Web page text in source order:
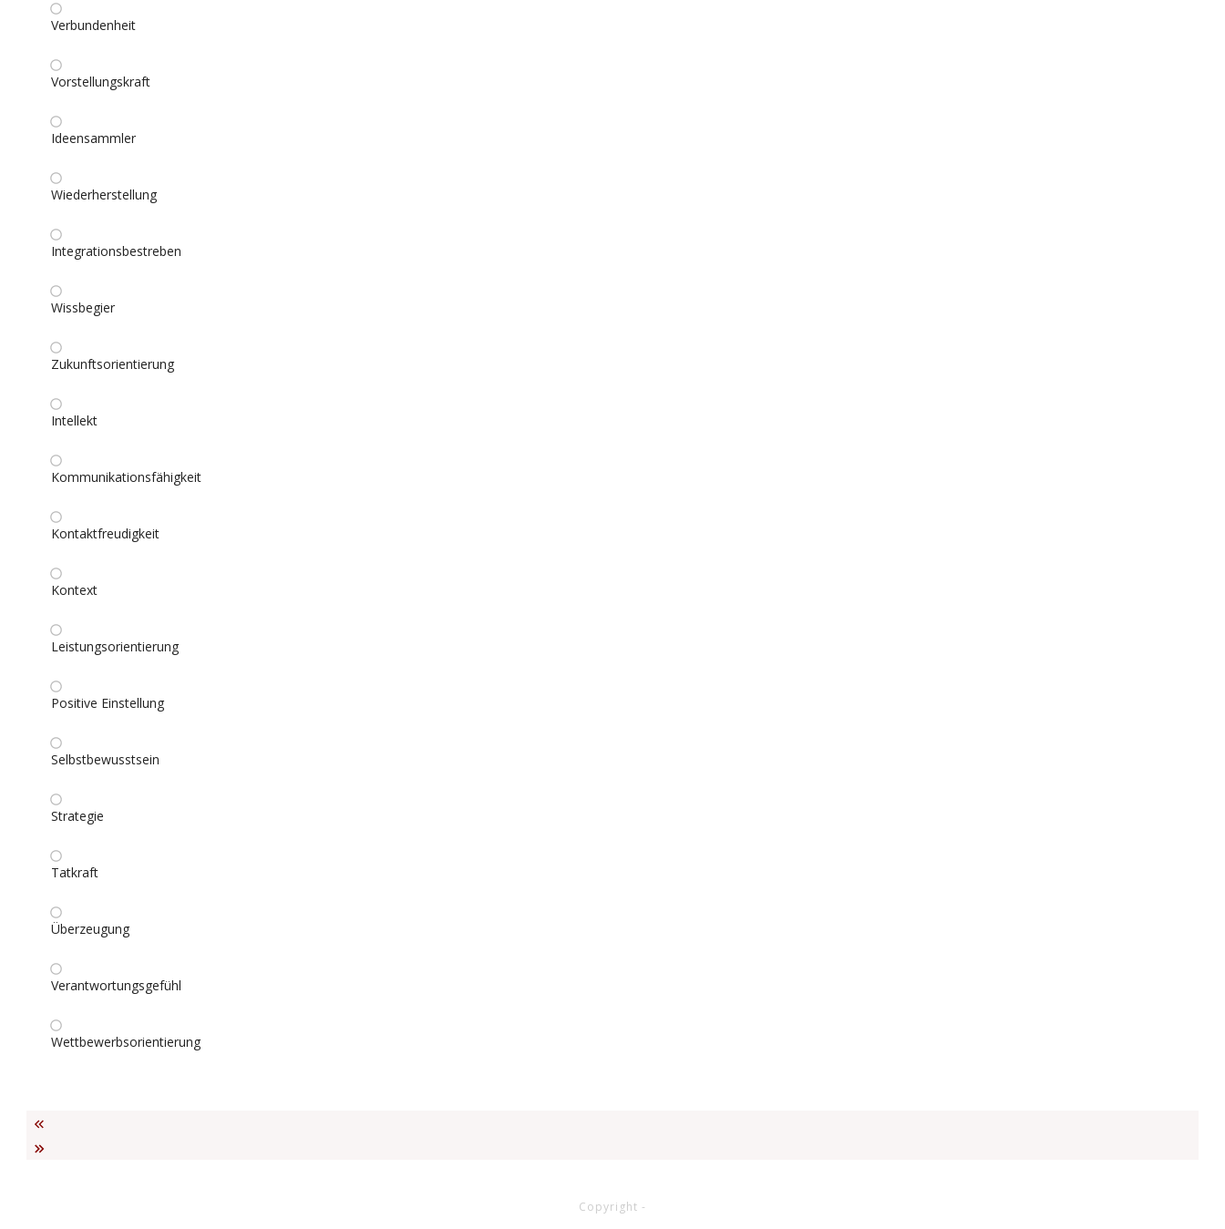
Verbundenheit
Vorstellungskraft
Ideensammler
Wiederherstellung
Integrationsbestreben
Wissbegier
Zukunftsorientierung
Intellekt
Kommunikationsfähigkeit
Kontaktfreudigkeit
Kontext
Leistungsorientierung
Positive Einstellung
Selbstbewusstsein
Strategie
Tatkraft
Überzeugung
Verantwortungsgefühl
Wettbewerbsorientierung
Copyright -